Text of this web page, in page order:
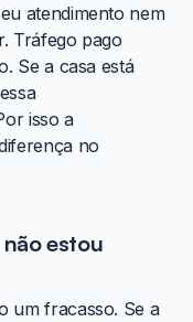
atendimento nem
Tráfego pago
Se a casa está
isso a
no
estou
um fracasso. Se a